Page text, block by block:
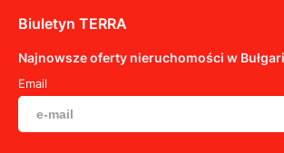
Biuletyn TERRA
Najnowsze oferty nieruchomości w
Email